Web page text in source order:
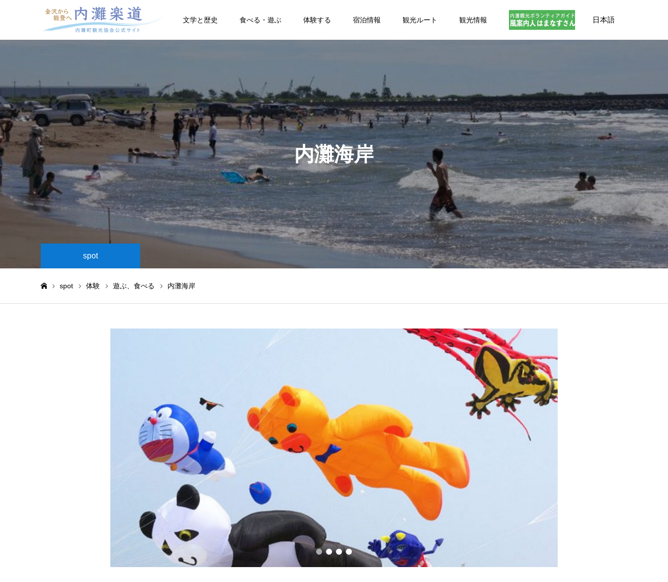
文学と歴史 食べる・遊ぶ 体験する 宿泊情報 観光ルート 観光情報 日本語
内灘海岸
spot
spot 体験 遊ぶ、食べる 内灘海岸